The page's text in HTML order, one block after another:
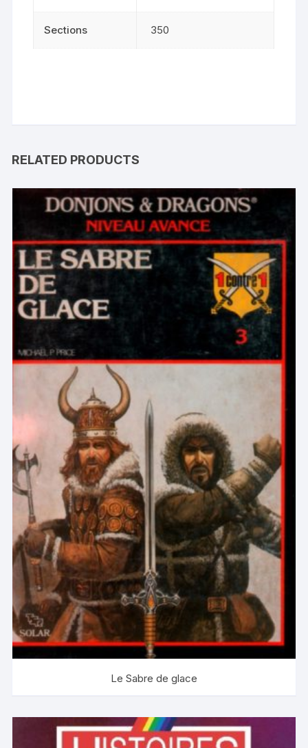
Sections 350
RELATED PRODUCTS
Le Sabre de glace